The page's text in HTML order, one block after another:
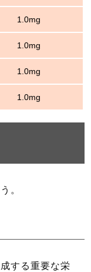
1.0mg
1.0mg
1.0mg
1.0mg
。
する重要な栄